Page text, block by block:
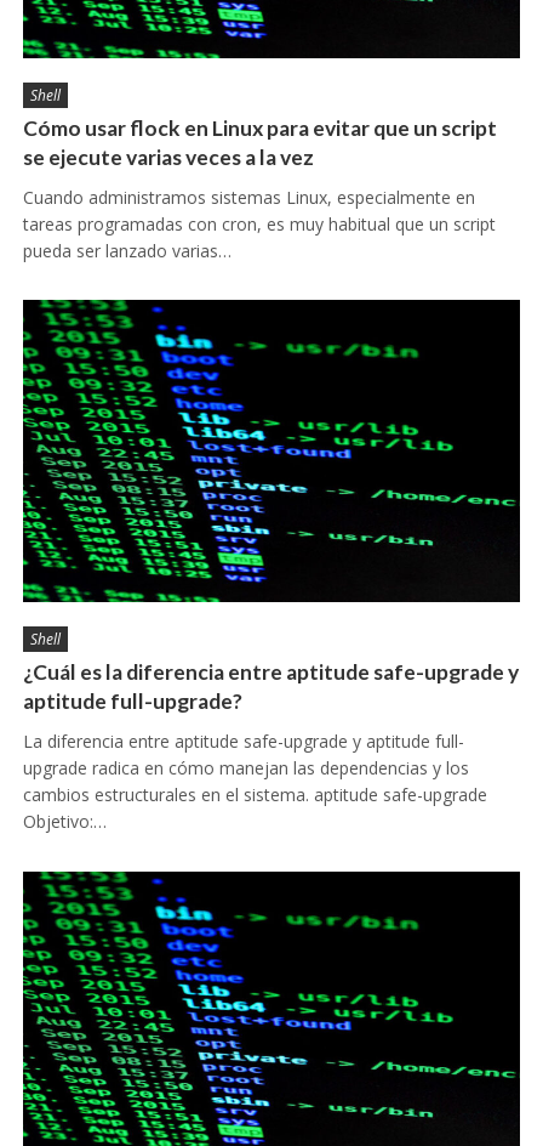
Shell
Cómo usar flock en Linux para evitar que un script
se ejecute varias veces a la vez
Cuando administramos sistemas Linux, especialmente en
tareas programadas con cron, es muy habitual que un script
pueda ser lanzado varias…
Shell
¿Cuál es la diferencia entre aptitude safe-upgrade y
aptitude full-upgrade?
La diferencia entre aptitude safe-upgrade y aptitude full-
upgrade radica en cómo manejan las dependencias y los
cambios estructurales en el sistema. aptitude safe-upgrade
Objetivo:…